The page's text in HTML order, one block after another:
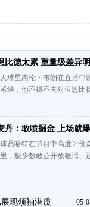
比德太累 重量级差异
球星杰伦・布朗在直播
缺，他不得不去对位恩
丹：敢喷掘金 上场就
员哈特在节目中高度评
，极少数敢公开放狠话
现领袖潜质 05-